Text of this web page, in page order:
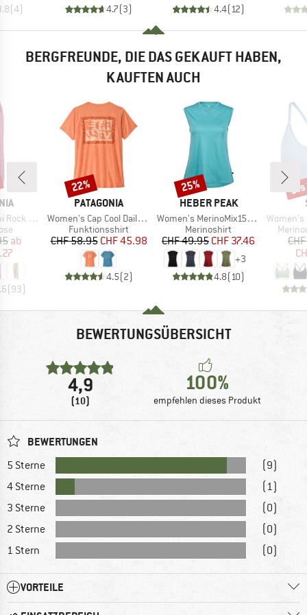
(4) 4.7(3) 4.4( 12)
BERGFREUNDE, DIE DAS GEKAUFT HABEN,
KAUFTEN AUCH
Pants
Preis
ab
(93)
MARKE
PATAGONIA
Artikel
Women's Cap Cool Daily Shirt Mother Rays
Produktgruppe
Funktionsshirt
Preis
CHF 58.95reduzierter Preis
CHF 45.98
4.5(2)
Rabatt
22%
MARKE
HEBER PEAK
Artikel
Women's MerinoMix150 PineconeHe. Loose Tank
Produktgruppe
Merinoshirt
Preis
CHF 49.95reduzierter Preis
CHF 37.46
+3
4.8(10)
Rabatt
25%
Artikel
Women's
BEWERTUNGSÜBERSICHT
4,9
(10)
100%
empfehlen dieses Produkt
BEWERTUNGEN
5 Sterne
(9)
4 Sterne
(1)
3 Sterne
(0)
2 Sterne
(0)
1 Stern
(0)
VORTEILE